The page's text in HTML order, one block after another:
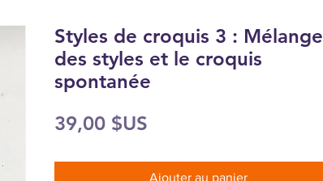
Styles de croquis 3 : Mélange
des styles et le croquis
spontanée
39,00 $US
Ajouter au panier